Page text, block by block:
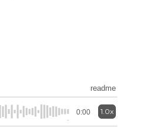
readme
0:00 1.0x